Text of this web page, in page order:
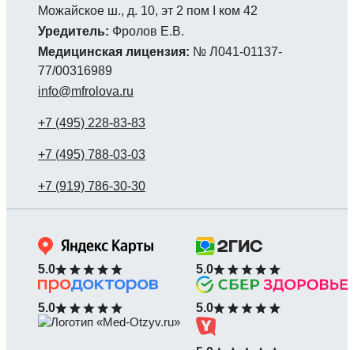
Можайское ш., д. 10, эт 2 пом I ком 42
Уредитель: Фролов Е.В.
Медицинская лицензия: № Л041-01137-
77/00316989
info@mfrolova.ru
5.0 5.0
5.0 5.0